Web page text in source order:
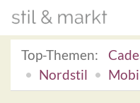
Top-Themen:
Nordstil